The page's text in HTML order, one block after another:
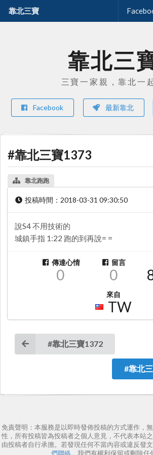
靠北三寶
靠北三
三寶一家親，靠北一
Facebook 最新靠北
#靠北三寶1373
靠北跑跑
投稿時間： 2018-03-31 09:30:50
說S4 不用技術的
城鎮手指 1:22 跑的到再說= =
傳達心情
0
留言
0
來自
TW
#靠北三寶1372
#靠北
免責聲明：本服務是以即時發佈投稿的方式運作，
性，所有投稿皆為投稿者之個人意見，不代表本站
由投稿者自行承擔。若發現任何不當內容或違反發
們聯絡，我們有權利保留或刪除任